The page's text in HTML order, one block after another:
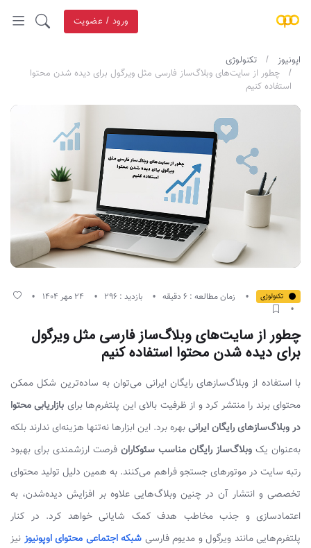
ورود / عضویت
اپونیوز
تکنولوژی
چطور از سایت‌های وبلاگ‌ساز فارسی مثل ویرگول برای دیده شدن محتوا
استفاده کنیم
تکنولوژی زمان مطالعه : 6 دقیقه بازدید : 296
چطور از سایت‌های وبلاگ‌ساز فارسی مثل ویرگول
برای دیده شدن محتوا استفاده کنیم
با استفاده از وبلاگ‌سازهای رایگان ایرانی می‌توان به ساده‌ترین شکل ممکن
محتوای برند را منتشر کرد و از ظرفیت بالای این پلتفرم‌ها برای بازاریابی محتوا
در وبلاگ‌سازهای رایگان ایرانیبهره برد. این ابزارها نه‌تنها هزینه‌ای ندارند بلکه
به‌عنوان یک وبلاگ‌ساز رایگان مناسب سئوکاران فرصت ارزشمندی برای بهبود
رتبه سایت در موتورهای جستجو فراهم می‌کنند. به همین دلیل تولید محتوای
تخصصی و انتشار آن در چنین وبلاگ‌هایی علاوه بر افزایش دیده‌شدن، به
اعتمادسازی و جذب مخاطب هدف کمک شایانی خواهد کرد. در کنار
پلتفرم‌هایی مانند ویرگول و مدیوم فارسی شبکه اجتماعی محتوای اوپونیوز نیز